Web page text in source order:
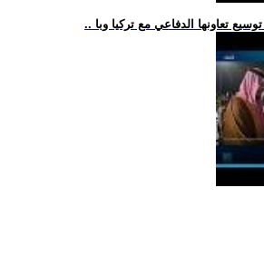
تعاونها الدفاعي مع تركيا وبا